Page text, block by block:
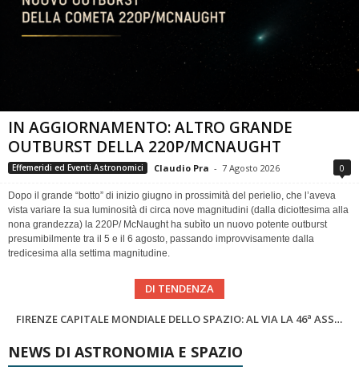
IN AGGIORNAMENTO: ALTRO GRANDE
OUTBURST DELLA 220P/MCNAUGHT
Effemeridi ed Eventi Astronomici Claudio Pra - 7 Agosto 2026 0
Dopo il grande “botto” di inizio giugno in prossimità del perielio, che l’aveva
vista variare la sua luminosità di circa nove magnitudini (dalla diciottesima alla
nona grandezza) la 220P/ McNaught ha subìto un nuovo potente outburst
presumibilmente tra il 5 e il 6 agosto, passando improvvisamente dalla
tredicesima alla settima magnitudine.
DI TENDENZA
Cielo del Mese di Agosto 2026
NEWS DI ASTRONOMIA E SPAZIO